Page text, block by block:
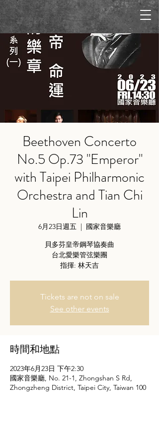
Beethoven Concerto
No.5 Op.73 "Emperor"
with Taipei Philharmonic
Orchestra and Tian Chi
Lin
6月23日週五
  |
國家音樂廳
貝多芬皇帝鋼琴協奏曲
台北愛樂管弦樂團
指揮: 林天吉
Tickets are not on sale
See other events
時間和地點
2023年6月23日 下午2:30
國家音樂廳, No. 21-1, Zhongshan S Rd,
Zhongzheng District, Taipei City, Taiwan 100